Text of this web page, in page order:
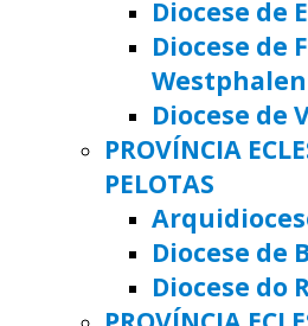
Diocese de
Diocese de
Westphalen
Diocese de
PROVÍNCIA
PELOTAS
Diocese de
Diocese do